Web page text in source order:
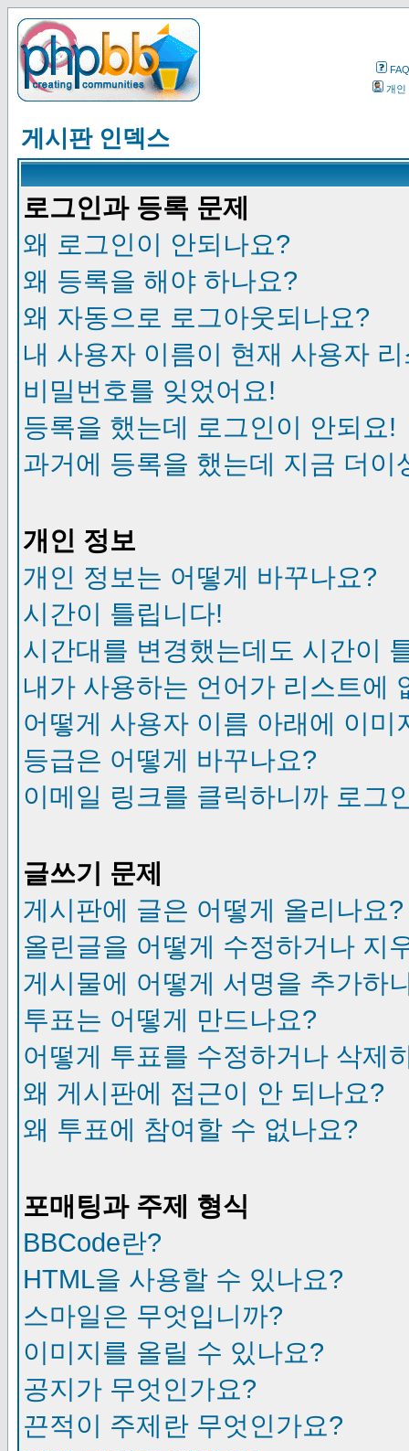
FAQ
개인
게시판 인덱스
로그인과 등록 문제
왜 로그인이 안되나요?
왜 등록을 해야 하나요?
왜 자동으로 로그아웃되나요?
내 사용자 이름이 현재 사용자
비밀번호를 잊었어요!
등록을 했는데 로그인이 안되요!
과거에 등록을 했는데 지금 더이
개인 정보
개인 정보는 어떻게 바꾸나요?
시간이 틀립니다!
시간대를 변경했는데도 시간이
내가 사용하는 언어가 리스트에
어떻게 사용자 이름 아래에 이미
등급은 어떻게 바꾸나요?
이메일 링크를 클릭하니까 로그
글쓰기 문제
게시판에 글은 어떻게 올리나요?
올린글을 어떻게 수정하거나 지
게시물에 어떻게 서명을 추가하
투표는 어떻게 만드나요?
어떻게 투표를 수정하거나 삭제
왜 게시판에 접근이 안 되나요?
왜 투표에 참여할 수 없나요?
포매팅과 주제 형식
BBCode란?
HTML을 사용할 수 있나요?
스마일은 무엇입니까?
이미지를 올릴 수 있나요?
공지가 무엇인가요?
끈적이 주제란 무엇인가요?